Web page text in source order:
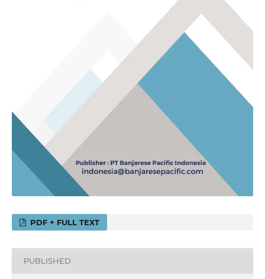
PDF + FULL TEXT
PUBLISHED